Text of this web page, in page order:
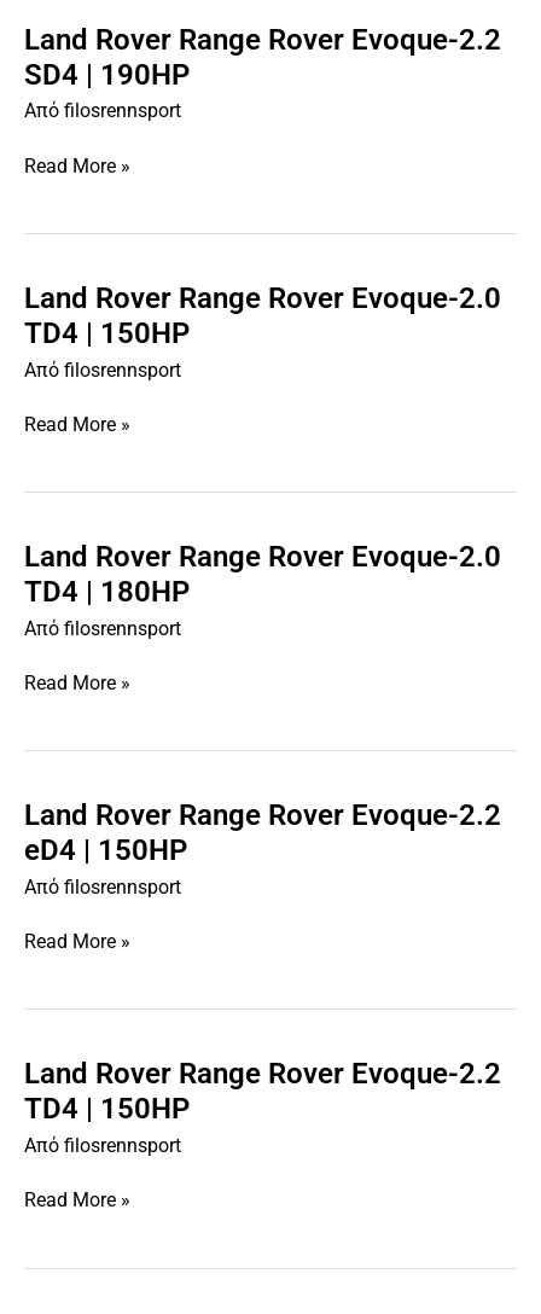
Land Rover Range Rover Evoque-2.2
SD4 | 190HP
Από filosrennsport
Land
Rover
Range
Rover
2.2
|
Read More »
Land Rover Range Rover Evoque-2.0
TD4 | 150HP
Από filosrennsport
Land
Rover
Range
Rover
2.0
|
Read More »
Land Rover Range Rover Evoque-2.0
TD4 | 180HP
Από filosrennsport
Land
Rover
Range
Rover
2.0
|
Read More »
Land Rover Range Rover Evoque-2.2
eD4 | 150HP
Από filosrennsport
Land
Rover
Range
Rover
2.2
|
Read More »
Land Rover Range Rover Evoque-2.2
TD4 | 150HP
Από filosrennsport
Land
Rover
Range
Rover
2.2
|
Read More »